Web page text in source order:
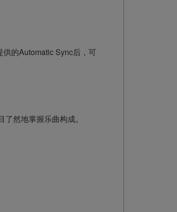
的Automatic Sync后，可
然地掌握乐曲构成。